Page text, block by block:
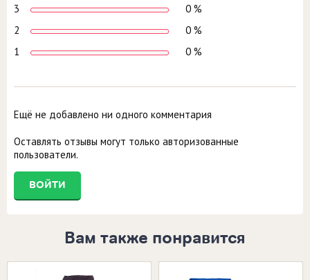
3
0 %
2
0 %
1
0 %
Ещё не добавлено ни одного комментария
Оставлять отзывы могут только авторизованные
пользователи.
ВОЙТИ
Вам также понравится
Размеры в наличии: Размеры в наличии: